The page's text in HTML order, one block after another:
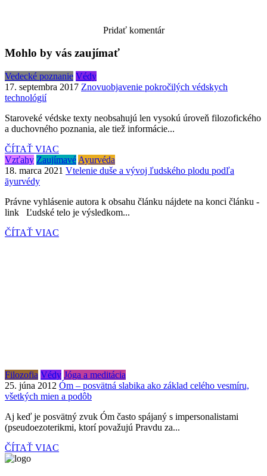
Pridať komentár
Mohlo by vás zaujímať
Vedecké poznanie Védy
17. septembra 2017 Znovuobjavenie pokročilých védskych
technológií
Staroveké védske texty neobsahujú len vysokú úroveň filozofického
a duchovného poznania, ale tiež informácie...
ČÍTAŤ VIAC
Vzťahy Zaujímavé Ayurvéda
18. marca 2021 Vtelenie duše a vývoj ľudského plodu podľa
āyurvédy
Právne vyhlásenie autora k obsahu článku nájdete na konci článku -
link Ľudské telo je výsledkom...
ČÍTAŤ VIAC
Filozofia Védy Jóga a meditácia
25. júna 2012 Óm – posvätná slabika ako základ celého vesmíru,
všetkých mien a podôb
Aj keď je posvätný zvuk Óm často spájaný s impersonalistami
(pseudoezoterikmi, ktorí považujú Pravdu za...
ČÍTAŤ VIAC